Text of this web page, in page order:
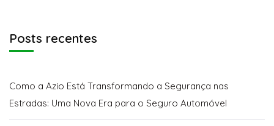
Posts recentes
Como a Azio Está Transformando a Segurança nas
Estradas: Uma Nova Era para o Seguro Automóvel